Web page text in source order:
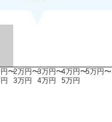
〜2万円〜
3万円
3万円〜
4万円
4万円〜
5万円
5万円〜